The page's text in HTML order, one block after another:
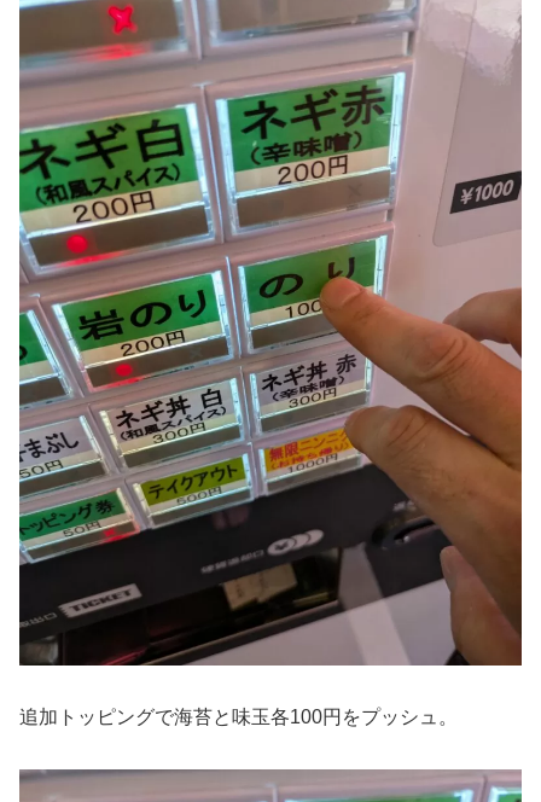
追加トッピングで海苔と味玉各100円をプッシュ。